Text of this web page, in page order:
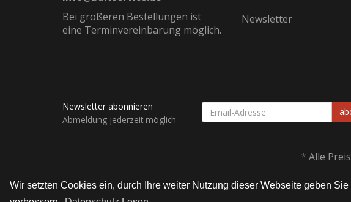
Wir setzten Cookies ein, durch Ihre weiter Nutzung dieser Webseite geben
Bei größeren Bestellungen ist
eine Terminvereinbarung möglich.
Newsletter
Newsletter abonnieren
Abmeldung jederzeit möglich
EMAIL-
ADRESSE
* Alle
© Bait Service Straubing e.K.